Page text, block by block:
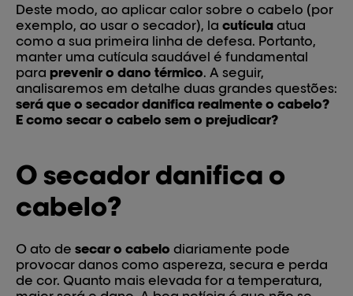
Deste modo, ao aplicar calor sobre o cabelo (por
exemplo, ao usar o secador), la cutícula atua
como a sua primeira linha de defesa. Portanto,
manter uma cutícula saudável é fundamental
para prevenir o dano térmico. A seguir,
analisaremos em detalhe duas grandes questões:
será que o secador danifica realmente o cabelo?
E como secar o cabelo sem o prejudicar?
O secador danifica o
cabelo?
O ato de secar o cabelo diariamente pode
provocar danos como aspereza, secura e perda
de cor. Quanto mais elevada for a temperatura,